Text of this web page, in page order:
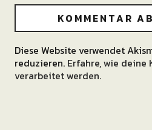
Alternative:
Diese Website verwendet
reduzieren. Erfahre, wie deine
verarbeitet werden.